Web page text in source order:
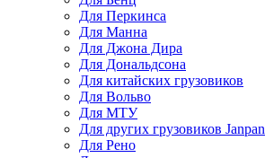
Для Перкинса
Для Манна
Для Джона Дира
Для Дональдсона
Для китайских грузовиков
Для Вольво
Для МТУ
Для других грузовиков Janpan
Для Рено